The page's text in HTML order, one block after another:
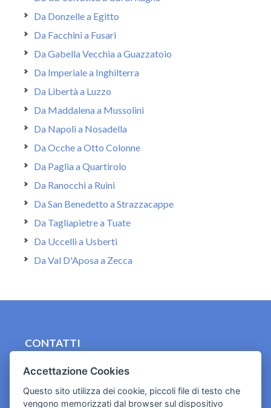
Da Donzelle a Egitto
Da Facchini a Fusari
Da Gabella Vecchia a Guazzatoio
Da Imperiale a Inghilterra
Da Libertà a Luzzo
Da Maddalena a Mussolini
Da Napoli a Nosadella
Da Ocche a Otto Colonne
Da Paglia a Quartirolo
Da Ranocchi a Ruini
Da San Benedetto a Strazzacappe
Da Tagliapietre a Tuate
Da Uccelli a Usberti
Da Val D'Aposa a Zecca
CONTATTI
Cookies e informativa privacy
Accettazione Cookies
Questo sito utilizza dei cookie, piccoli file di testo che
vengono memorizzati dal browser sul dispositivo